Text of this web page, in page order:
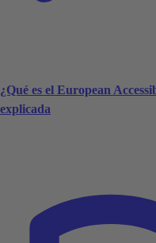
¿Qué es el European
explicada